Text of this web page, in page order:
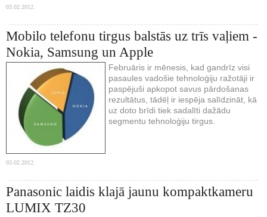
03.02.2012.
Mobilo telefonu tirgus balstās uz trīs vaļiem -
Nokia, Samsung un Apple
Februāris ir mēnesis, kad gandrīz visi
pasaules vadošie tehnoloģiju ražotāji ir
paspējuši apkopot savus pārdošanas
rezultātus, tādēļ ir iespēja salīdzināt, kā
uz doto brīdi tiek sadalīti dažādu
segmentu tehnoloģiju tirgus.
03.02.2012.
Panasonic laidis klajā jaunu kompaktkameru
LUMIX TZ30